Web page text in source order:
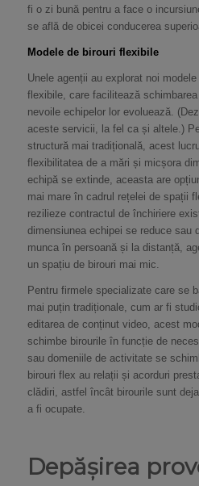
fi o zi bună pentru a face o
se află de obicei conducerea
Modele de birouri flexibile
Unele agenții au explorat noi
flexibile, care facilitează
nevoile echipelor lor evoluează.
aceste servicii, la fel ca și altele.)
structură mai tradițională, acest
flexibilitatea de a mări și micșora
echipă se extinde, aceasta are
mai mare în cadrul rețelei de spații
rezilieze contractul de închiriere
dimensiunea echipei se reduce sau
munca în persoană și la distanță,
un spațiu de birouri mai mic.
Pentru firmele specializate care se
mai puțin tradiționale, cum ar fi
editarea de conținut video, acest
schimbe birourile în funcție de
sau domeniile de activitate se
birouri flex au relații și acorduri
clădiri, astfel încât birourile sunt
a fi ocupate.
Depășirea